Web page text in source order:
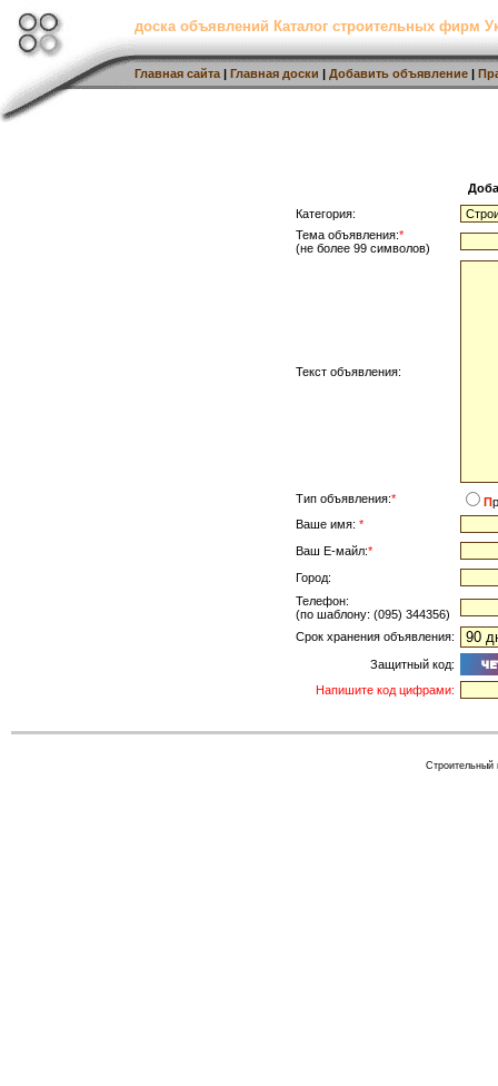
доска объявлений Каталог строительных фирм
Главная сайта | Главная доски | Добавить объявление |
Категория:
Тема объявления:*
(не более 99 символов)
Текст объявления:
Тип объявления:* П
Ваше имя: *
Ваш Е-майл:*
Город:
Телефон:
(по шаблону: (095) 344356)
Срок хранения объявления:
Защитный код:
Напишите код цифрами:
Строительный